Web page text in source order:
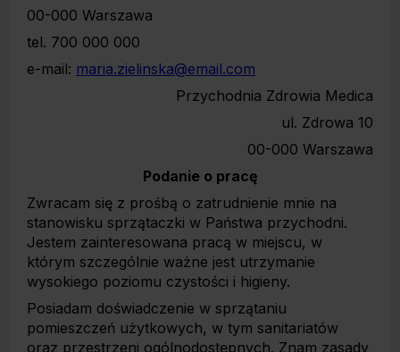
00-000 Warszawa
tel. 700 000 000
e-mail: maria.zielinska@email.com
Przychodnia Zdrowia Medica
ul. Zdrowa 10
00-000 Warszawa
Podanie o pracę
Zwracam się z prośbą o zatrudnienie mnie na
stanowisku sprzątaczki w Państwa przychodni.
Jestem zainteresowana pracą w miejscu, w
którym szczególnie ważne jest utrzymanie
wysokiego poziomu czystości i higieny.
Posiadam doświadczenie w sprzątaniu
pomieszczeń użytkowych, w tym sanitariatów
oraz przestrzeni ogólnodostępnych. Znam zasady